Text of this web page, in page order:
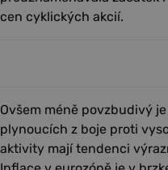
cen cyklických akcií.
Ovšem méně povzbudivý
plynoucích z boje proti
aktivity mají tendenci